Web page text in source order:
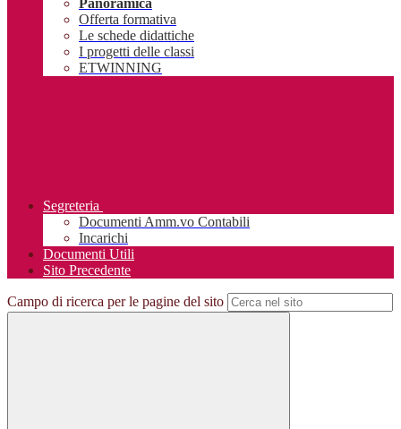
Panoramica
Offerta formativa
Le schede didattiche
I progetti delle classi
ETWINNING
Segreteria
Documenti Amm.vo Contabili
Incarichi
Documenti Utili
Sito Precedente
Campo di ricerca per le pagine del sito